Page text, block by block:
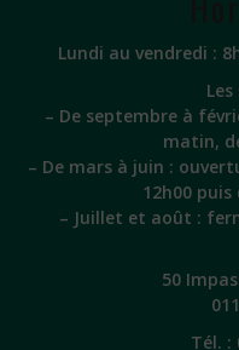
Lundi au vendredi :
– De septembre à
matin,
– De mars à juin :
12h00 puis
– Juillet et août :
50
Tél. :